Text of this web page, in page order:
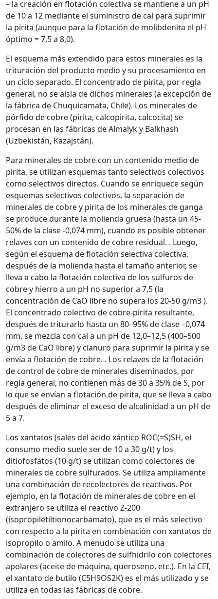
– la creación en flotación colectiva se mantiene a un pH
de 10 a 12 mediante el suministro de cal para suprimir
la pirita (aunque para la flotación de molibdenita el pH
óptimo = 7,5 a 8,0).
El esquema más extendido para estos minerales es la
trituración del producto medio y su procesamiento en
un ciclo separado. El concentrado de pirita, por regla
general, no se aísla de dichos minerales (a excepción de
la fábrica de Chuquicamata, Chile). Los minerales de
pórfido de cobre (pirita, calcopirita, calcocita) se
procesan en las fábricas de Almalyk y Balkhash
(Uzbekistán, Kazajstán).
Para minerales de cobre con un contenido medio de
pirita, se utilizan esquemas tanto selectivos colectivos
como selectivos directos. Cuando se enriquece según
esquemas selectivos colectivos, la separación de
minerales de cobre y pirita de los minerales de ganga
se produce durante la molienda gruesa (hasta un 45-
50% de la clase -0,074 mm), cuando es posible obtener
relaves con un contenido de cobre residual. . Luego,
según el esquema de flotación selectiva colectiva,
después de la molienda hasta el tamaño anterior, se
lleva a cabo la flotación colectiva de los sulfuros de
cobre y hierro a un pH no superior a 7,5 (la
concentración de CaO libre no supera los 20-50 g/m3 ).
El concentrado colectivo de cobre-pirita resultante,
después de triturarlo hasta un 80–95% de clase –0,074
mm, se mezcla con cal a un pH de 12,0–12,5 (400–500
g/m3 de CaO libre) y cianuro para suprimir la pirita y se
envía a flotación de cobre. . Los relaves de la flotación
de control de cobre de minerales diseminados, por
regla general, no contienen más de 30 a 35% de S, por
lo que se envían a flotación de pirita, que se lleva a cabo
después de eliminar el exceso de alcalinidad a un pH de
5 a 7.
Los xantatos (sales del ácido xántico ROC(=S)SH, el
consumo medio suele ser de 10 a 30 g/t) y los
ditiofosfatos (10 g/t) se utilizan como colectores de
minerales de cobre sulfurados. Se utiliza ampliamente
una combinación de recolectores de reactivos. Por
ejemplo, en la flotación de minerales de cobre en el
extranjero se utiliza el reactivo Z-200
(isopropiletiltionocarbamato), que es el más selectivo
con respecto a la pirita en combinación con xantatos de
isopropilo o amilo. A menudo se utiliza una
combinación de colectores de sulfhidrilo con colectores
apolares (aceite de máquina, queroseno, etc.). En la CEI,
el xantato de butilo (C5H9OS2K) es el más utilizado y se
utiliza en todas las fábricas de cobre.